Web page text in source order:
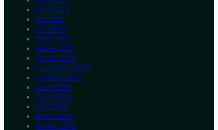
juillet 2011
juin 2011
avril 2011
mars 2011
février 2011
janvier 2011
novembre 2010
octobre 2010
août 2010
juillet 2010
mai 2010
mars 2010
février 2010